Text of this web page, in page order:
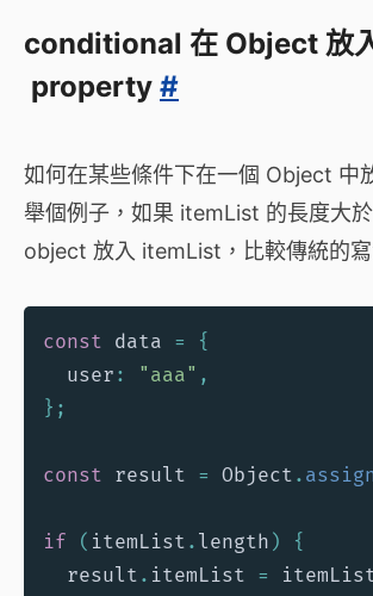
conditional 在 Object 放
property #
如何在某些條件下在一個 Object 中
舉個例子，如果 itemList 的長度大
object 放入 itemList，比較傳統的
const data =
{
  user
: "aaa" ,
} ;
const result = Object .
if ( itemList . length )
{
  result
. itemList =